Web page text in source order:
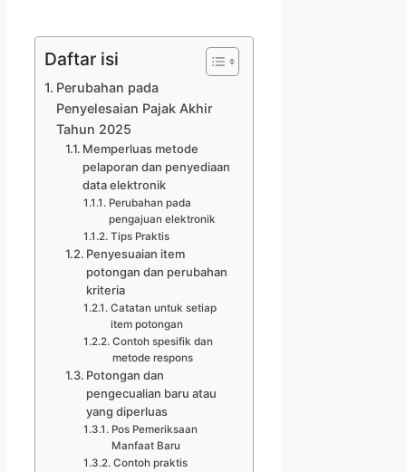
Daftar isi
Perubahan pada
Penyelesaian Pajak Akhir
Tahun 2025
Memperluas metode
pelaporan dan penyediaan
data elektronik
Perubahan pada
pengajuan elektronik
Tips Praktis
Penyesuaian item
potongan dan perubahan
kriteria
Catatan untuk setiap
item potongan
Contoh spesifik dan
metode respons
Potongan dan
pengecualian baru atau
yang diperluas
Pos Pemeriksaan
Manfaat Baru
Contoh praktis